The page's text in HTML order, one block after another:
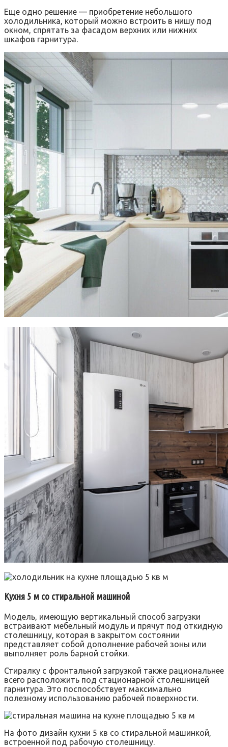
Еще одно решение — приобретение небольшого
холодильника, который можно встроить в нишу под
окном, спрятать за фасадом верхних или нижних
шкафов гарнитура.
Кухня 5 м со стиральной машиной
Модель, имеющую вертикальный способ загрузки
встраивают мебельный модуль и прячут под откидную
столешницу, которая в закрытом состоянии
представляет собой дополнение рабочей зоны или
выполняет роль барной стойки.
Стиралку с фронтальной загрузкой также рациональнее
всего расположить под стационарной столешницей
гарнитура. Это поспособствует максимально
полезному использованию рабочей поверхности.
На фото дизайн кухни 5 кв со стиральной машинкой,
встроенной под рабочую столешницу.